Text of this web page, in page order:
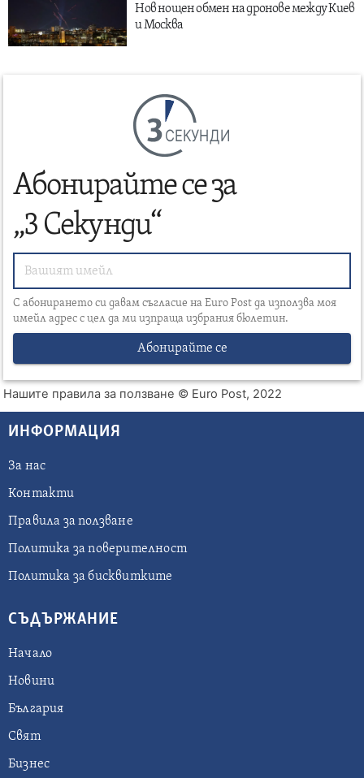
Нов нощен обмен на дронове между Киев
и Москва
СЕКУНДИ
Абонирайте се за
„3 Секунди“
С абонирането си давам съгласие на Euro Post да използва моя
имейл адрес с цел да ми изпраща избрания бюлетин.
Абонирайте се
Нашите правила за ползване © Euro Post, 2022
ИНФОРМАЦИЯ
За нас
Контакти
Правила за ползване
Политика за поверителност
Политика за бисквитките
СЪДЪРЖАНИЕ
Начало
Новини
България
Свят
Бизнес